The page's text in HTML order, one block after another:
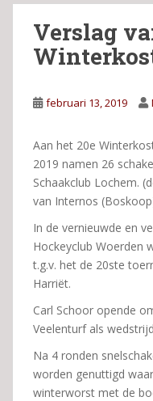
Verslag
februari 13, 2019
Aan het 20e
2019 namen 26
Schaakclub Lochem.
van Internos
In de vernieuwde en
Hockeyclub Woerden
t.g.v. het de 20ste
Harriët.
Carl Schoor opende
Veelenturf als
Na 4 ronden
worden genuttigd
winterworst met de